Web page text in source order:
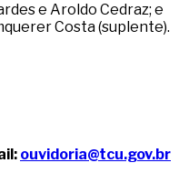
e Aroldo Cedraz; e
Costa (suplente).
ouvidoria@tcu.gov.br